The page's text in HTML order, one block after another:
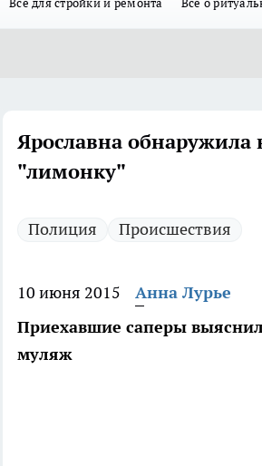
Ярославна обнаружила
"лимонку"
Полиция Происшествия
10 июня 2015
Анна Лурье
Приехавшие саперы
муляж